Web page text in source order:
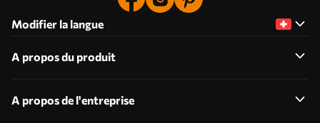
Modifier la langue
A propos du produit
A propos de l'entreprise